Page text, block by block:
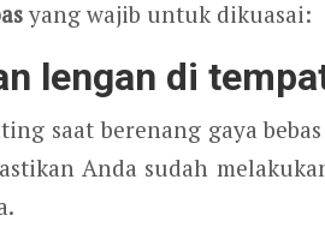
yang wajib untuk dikuasai:
lengan di
saat berenang gaya
Anda sudah